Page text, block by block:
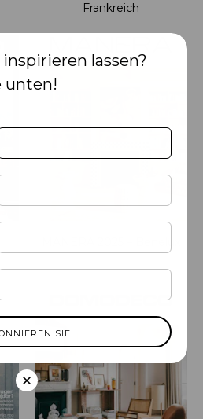
Frankreich
lassen?
unten!
×